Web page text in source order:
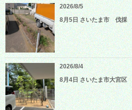
2026/8/5
8月5日 さいたま市 伐採
2026/8/4
8月4日 さいたま市大宮区